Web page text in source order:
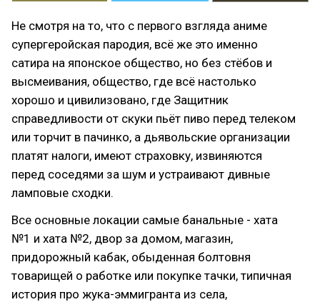
Не смотря на то, что с первого взгляда аниме
супергеройская пародия, всё же это именно
сатира на японское общество, но без стёбов и
высмеивания, общество, где всё настолько
хорошо и цивилизовано, где Защитник
справедливости от скуки пьёт пиво перед телеком
или торчит в пачинко, а дьявольские организации
платят налоги, имеют страховку, извиняются
перед соседями за шум и устраивают дивные
ламповые сходки.
Все основные локации самые банальные - хата
№1 и хата №2, двор за домом, магазин,
придорожный кабак, обыденная болтовня
товарищей о работке или покупке тачки, типичная
история про жука-эммигранта из села,